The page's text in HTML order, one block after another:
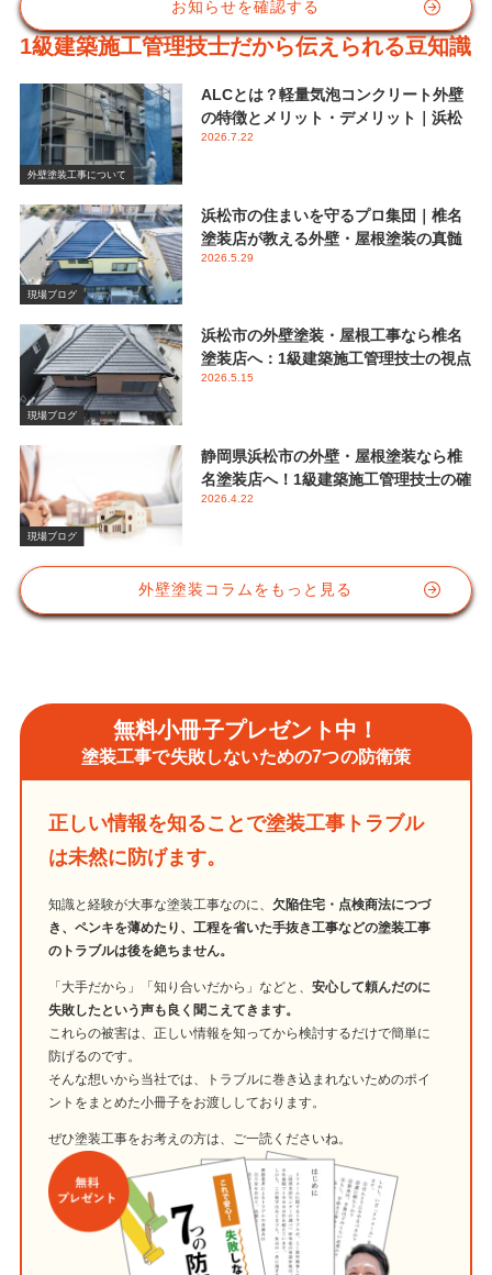
お知らせを確認する
1級建築施工管理技士だから伝えられる豆知識
外壁塗装工事について
ALCとは？軽量気泡コンクリート外壁
の特徴とメリット・デメリット｜浜松
市 椎名塗装店
2026.7.22
現場ブログ
浜松市の住まいを守るプロ集団｜椎名
塗装店が教える外壁・屋根塗装の真髄
と失敗しない業者選び
2026.5.29
現場ブログ
浜松市の外壁塗装・屋根工事なら椎名
塗装店へ：1級建築施工管理技士の視点
で伝える後悔しないメンテナンス
2026.5.15
現場ブログ
静岡県浜松市の外壁・屋根塗装なら椎
名塗装店へ！1級建築施工管理技士の確
かな視点と屋根塗装におけるシリコン
2026.4.22
外壁塗装コラムをもっと見る
無料小冊子プレゼント中！
塗装工事で失敗しないための7つの防衛策
正しい情報を知ることで塗装工事トラブル
は未然に防げます。
知識と経験が大事な塗装工事なのに、 欠陥住宅・点検商法につづ
き、ペンキを薄めたり、工程を省いた手抜き工事などの塗装工事
のトラブルは後を絶ちません。
「大手だから」「知り合いだから」などと、安心して頼んだのに
失敗したという声も良く聞こえてきます。
これらの被害は、正しい情報を知ってから検討するだけで簡単に
防げるのです。
そんな想いから当社では、トラブルに巻き込まれないためのポイ
ントをまとめた小冊子をお渡ししております。
ぜひ塗装工事をお考えの方は、ご一読くださいね。